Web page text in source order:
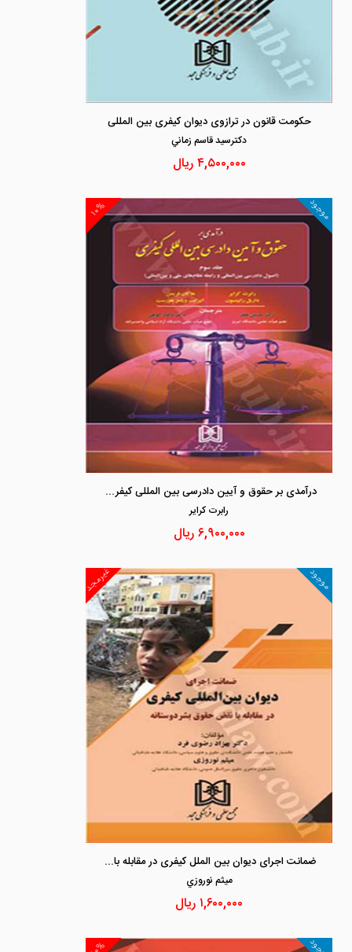
حکومت قانون در ترازوی دیوان کیفری بین المللی
دكترسيد قاسم زماني
۴,۵۰۰,۰۰۰ریال
۱۰% موجود
درآمدی بر حقوق و آیین دادرسی بین المللی کیفری جلد 3 «اصول دادرسی بین المللی و رابطه نظام های ملی و بین المللی»
رابرت كراير
۶,۹۰۰,۰۰۰ریال
غیرمجد موجود
ضمانت اجرای دیوان بین الملل کیفری در مقابله با نقض حقوق بشردوستانه
ميثم نوروزي
۱,۶۰۰,۰۰۰ ریال